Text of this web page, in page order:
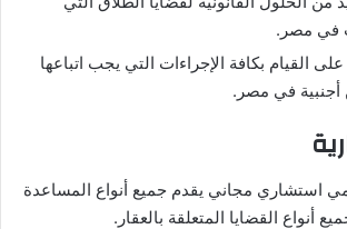
في مصر.
القيام بكافة الإجراءات التي يجب اتباعها
أجنبية في مصر.
استشاري مجاني يقدم جميع أنواع المساعدة
أنواع القضايا المتعلقة بالعقار.